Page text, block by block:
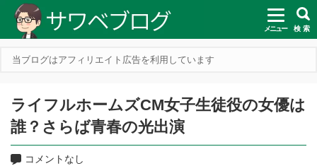
メニュー 検 索
当ブログはアフィリエイト広告を利用しています
ライフルホームズCM女子生徒役の女優は
誰？さらば青春の光出演
コメントなし